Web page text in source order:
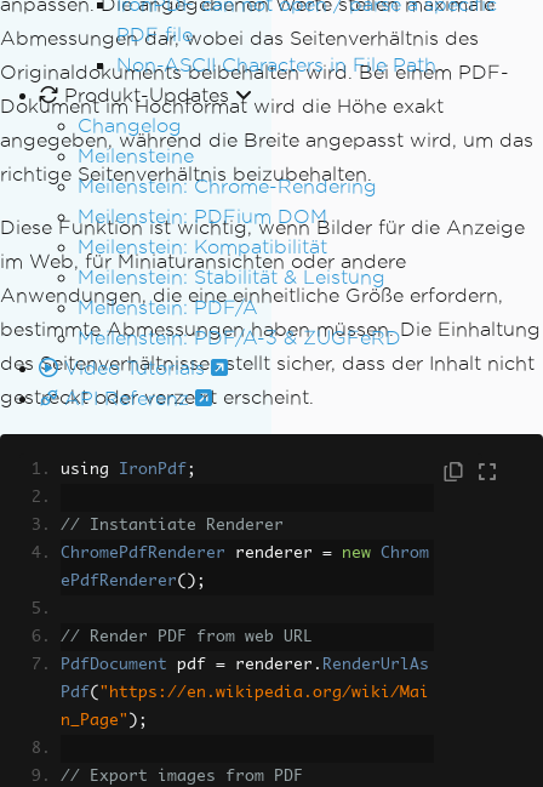
IronPDF can not open / parse a specific
PDF file
Non-ASCII Characters in File Path
Produkt-Updates
Changelog
Meilensteine
Meilenstein: Chrome-Rendering
Meilenstein: PDFium DOM
Meilenstein: Kompatibilität
Meilenstein: Stabilität & Leistung
Meilenstein: PDF/A
Meilenstein: PDF/A-3 & ZUGFeRD
Video Tutorials
API Referenz
anpassen. Die angegebenen Werte stellen maximale
Abmessungen dar, wobei das Seitenverhältnis des
Originaldokuments beibehalten wird. Bei einem PDF-
Dokument im Hochformat wird die Höhe exakt
angegeben, während die Breite angepasst wird, um das
richtige Seitenverhältnis beizubehalten.
Diese Funktion ist wichtig, wenn Bilder für die Anzeige
im Web, für Miniaturansichten oder andere
Anwendungen, die eine einheitliche Größe erfordern,
bestimmte Abmessungen haben müssen. Die Einhaltung
des Seitenverhältnisses stellt sicher, dass der Inhalt nicht
gestreckt oder verzerrt erscheint.
using IronPdf ;
// Instantiate Renderer
ChromePdfRenderer renderer = new
Chrom
ePdfRenderer();
// Render PDF from web URL
PdfDocument pdf = renderer . RenderUrlAs
Pdf( "https://en.wikipedia.org/wiki/Mai
n_Page" );
// Export images from PDF